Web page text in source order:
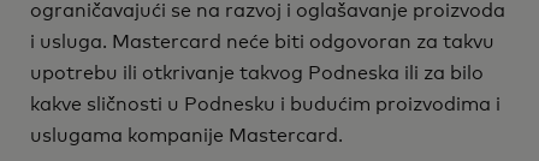
ograničavajući se na razvoj i oglašavanje proizvoda
i usluga. Mastercard neće biti odgovoran za takvu
upotrebu ili otkrivanje takvog Podneska ili za bilo
kakve sličnosti u Podnesku i budućim proizvodima i
uslugama kompanije Mastercard.